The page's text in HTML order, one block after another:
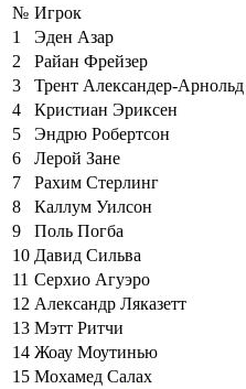
№ Игрок
1
Эден Азар
2
Райан Фрейзер
3
Трент Александер-Арнольд
4
Кристиан Эриксен
5
Эндрю Робертсон
6
Лерой Зане
7
Рахим Стерлинг
8
Каллум Уилсон
9
Поль Погба
10 Давид Сильва
11 Серхио Агуэро
12 Александр Ляказетт
13 Мэтт Ритчи
14 Жоау Моутинью
15 Мохамед Салах